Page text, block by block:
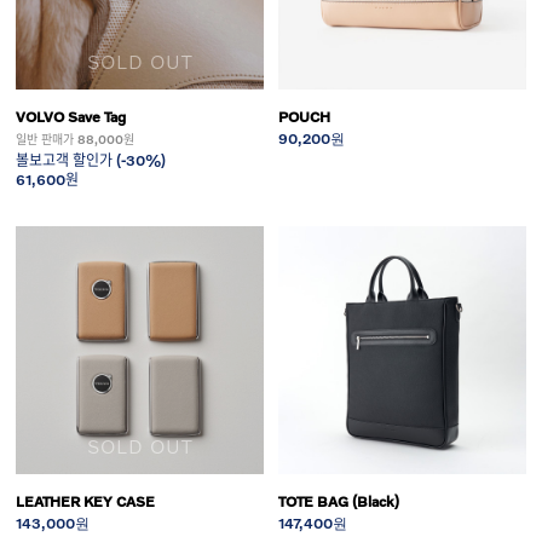
SOLD OUT
VOLVO Save Tag
일반 판매가 88,000원
볼보고객 할인가 (-30%)
61,600원
POUCH
90,200원
SOLD OUT
LEATHER KEY CASE
143,000원
TOTE BAG (Black)
147,400원